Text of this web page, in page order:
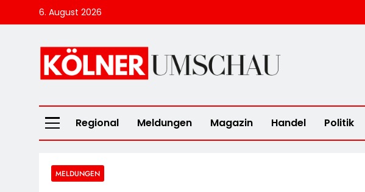
to
6. August 2026
Kölner Umschau
Regional Meldungen Magazin Handel Politik
MELDUNGEN